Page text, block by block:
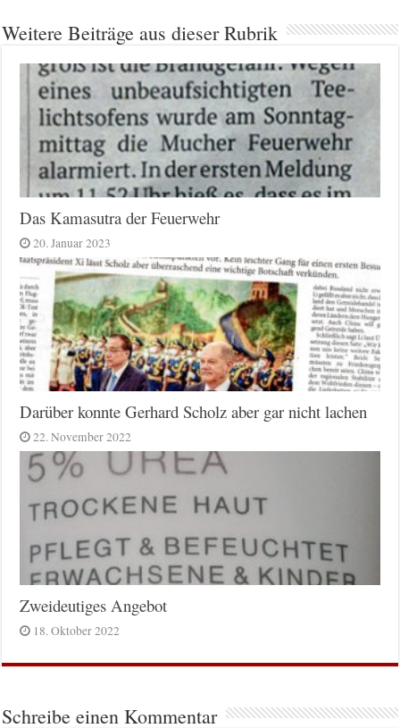
Weitere Beiträge aus dieser Rubrik
Das Kamasutra der Feuerwehr
20. Januar 2023
Darüber konnte Gerhard Scholz aber gar nicht lachen
22. November 2022
Zweideutiges Angebot
18. Oktober 2022
Schreibe einen Kommentar